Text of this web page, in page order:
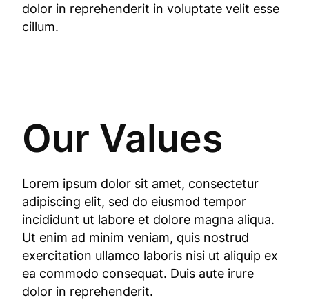
dolor in reprehenderit in voluptate velit esse
cillum.
Our Values
Lorem ipsum dolor sit amet, consectetur
adipiscing elit, sed do eiusmod tempor
incididunt ut labore et dolore magna aliqua.
Ut enim ad minim veniam, quis nostrud
exercitation ullamco laboris nisi ut aliquip ex
ea commodo consequat. Duis aute irure
dolor in reprehenderit.